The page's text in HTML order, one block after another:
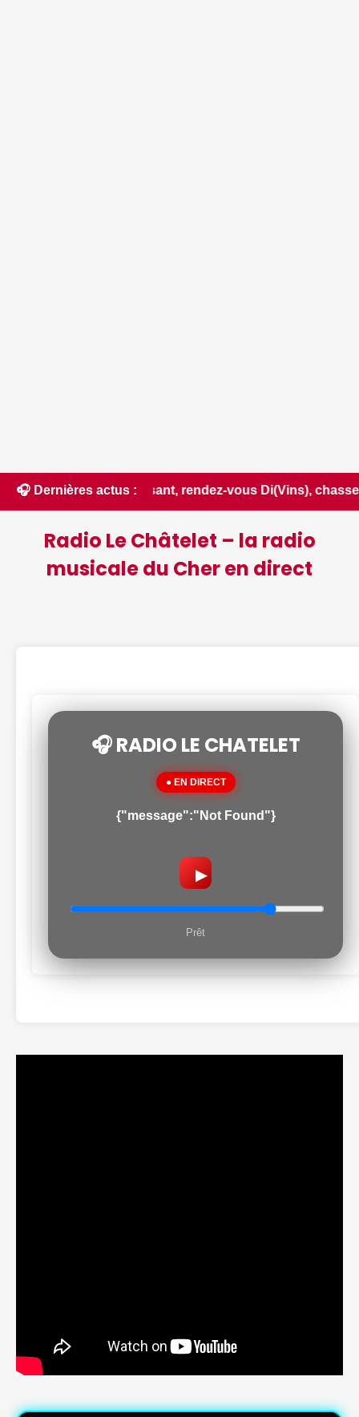
🎧 Dernières actus :
rendez-vous Di(Vins), chasse au trésor
Radio Le Châtelet – la radio
musicale du Cher en direct
🎧 RADIO LE CHATELET
● EN DIRECT
{"message":"Not Found"}
▶
Prêt